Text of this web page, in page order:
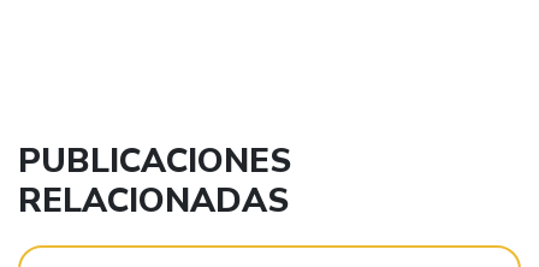
PUBLICACIONES
RELACIONADAS